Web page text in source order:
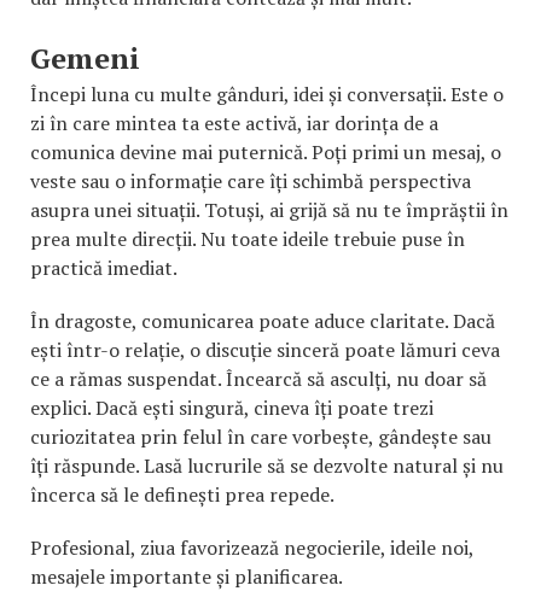
Gemeni
Începi luna cu multe gânduri, idei și conversații. Este o
zi în care mintea ta este activă, iar dorința de a
comunica devine mai puternică. Poți primi un mesaj, o
veste sau o informație care îți schimbă perspectiva
asupra unei situații. Totuși, ai grijă să nu te împrăștii în
prea multe direcții. Nu toate ideile trebuie puse în
practică imediat.
În dragoste, comunicarea poate aduce claritate. Dacă
ești într-o relație, o discuție sinceră poate lămuri ceva
ce a rămas suspendat. Încearcă să asculți, nu doar să
explici. Dacă ești singură, cineva îți poate trezi
curiozitatea prin felul în care vorbește, gândește sau
îți răspunde. Lasă lucrurile să se dezvolte natural și nu
încerca să le definești prea repede.
Profesional, ziua favorizează negocierile, ideile noi,
mesajele importante și planificarea.